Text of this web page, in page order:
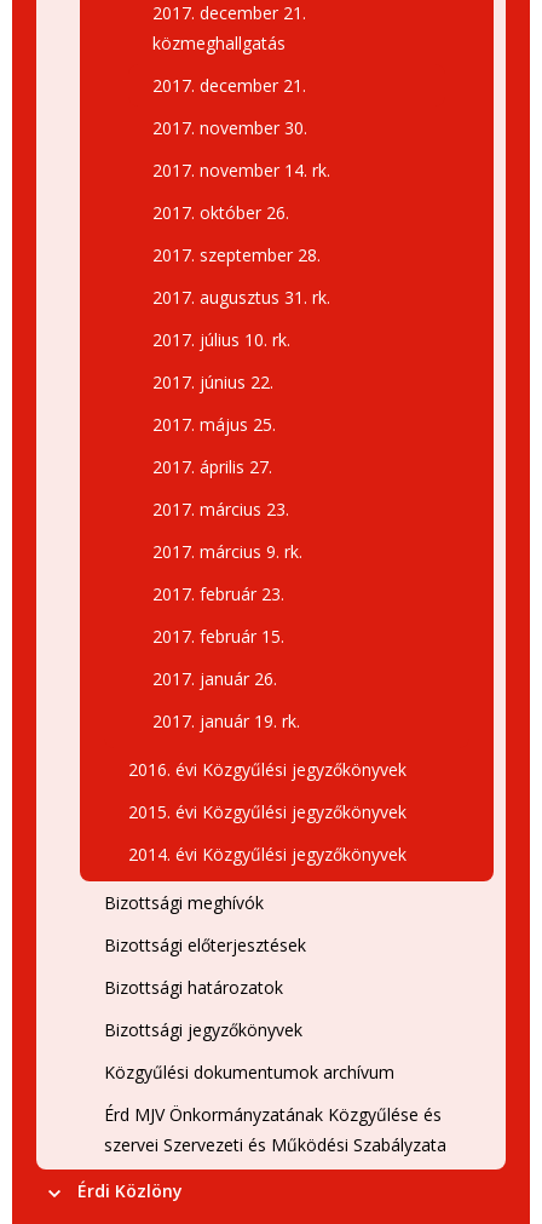
2017. december 21.
közmeghallgatás
2017. december 21.
2017. november 30.
2017. november 14. rk.
2017. október 26.
2017. szeptember 28.
2017. augusztus 31. rk.
2017. július 10. rk.
2017. június 22.
2017. május 25.
2017. április 27.
2017. március 23.
2017. március 9. rk.
2017. február 23.
2017. február 15.
2017. január 26.
2017. január 19. rk.
2016. évi Közgyűlési jegyzőkönyvek
2015. évi Közgyűlési jegyzőkönyvek
2014. évi Közgyűlési jegyzőkönyvek
Bizottsági meghívók
Bizottsági előterjesztések
Bizottsági határozatok
Bizottsági jegyzőkönyvek
Közgyűlési dokumentumok archívum
Érd MJV Önkormányzatának Közgyűlése és
szervei Szervezeti és Működési Szabályzata
Érdi Közlöny